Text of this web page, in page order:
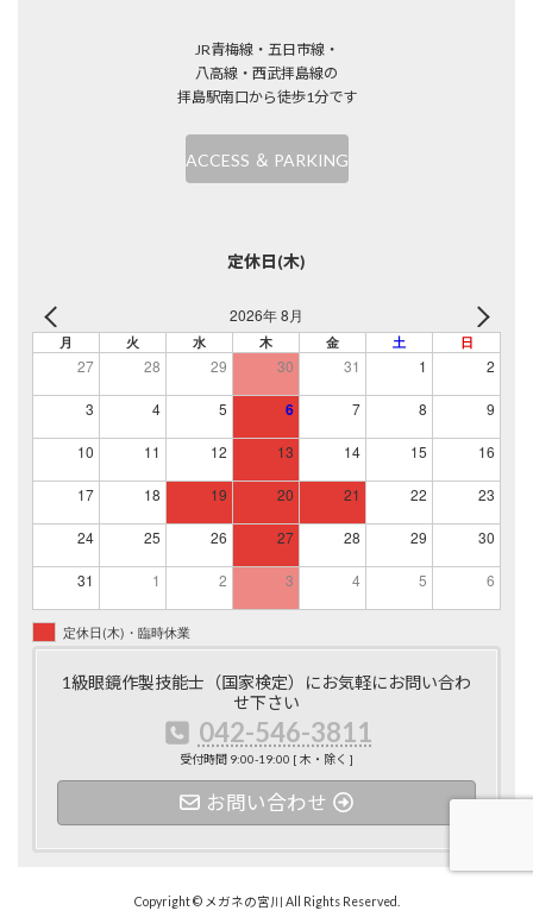
JR青梅線・五日市線・
八高線・西武拝島線の
拝島駅南口から徒歩1分です
ACCESS ＆ PARKING
定休日(木)
2026年 8月
月 火 水 木 金 土 日
27 28 29 30 31 1 2
3 4 5 6 7 8 9
10 11 12 13 14 15 16
17 18 19 20 21 22 23
24 25 26 27 28 29 30
31 1 2 3 4 5 6
定休日(木)・臨時休業
1級眼鏡作製技能士（国家検定）にお気軽にお問い合わ
せ下さい
042-546-3811
受付時間 9:00-19:00 [ 木・除く ]
お問い合わせ
Copyright © メガネの宮川 All Rights Reserved.